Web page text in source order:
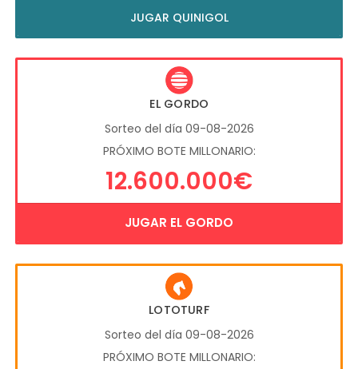
JUGAR QUINIGOL
EL GORDO
Sorteo del día 09-08-2026
PRÓXIMO BOTE MILLONARIO:
12.600.000€
JUGAR EL GORDO
LOTOTURF
Sorteo del día 09-08-2026
PRÓXIMO BOTE MILLONARIO: